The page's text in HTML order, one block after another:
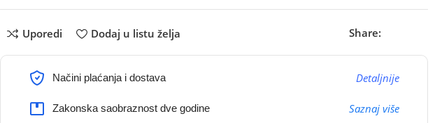
Uporedi Dodaj u listu želja Share:
Načini plaćanja i dostava Detaljnije
Zakonska saobraznost dve godine Saznaj više